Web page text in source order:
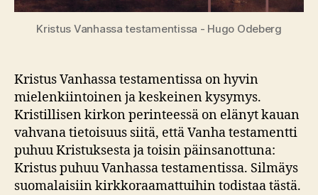
Kristus Vanhassa testamentissa - Hugo Odeberg
Kristus Vanhassa testamentissa on hyvin
mielenkiintoinen ja keskeinen kysymys.
Kristillisen kirkon perinteessä on elänyt kauan
vahvana tietoisuus siitä, että Vanha testamentti
puhuu Kristuksesta ja toisin päinsanottuna:
Kristus puhuu Vanhassa testamentissa. Silmäys
suomalaisiin kirkkoraamattuihin todistaa tästä.